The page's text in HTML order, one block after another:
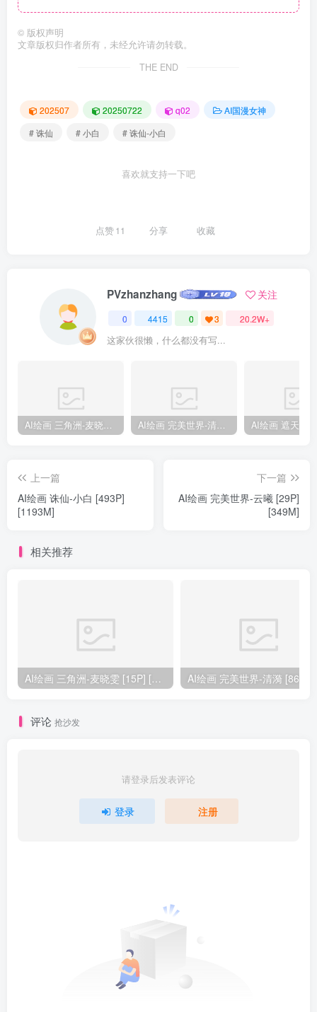
© 版权声明
文章版权归作者所有，未经允许请勿转载。
THE END
202507 20250722 q02
AI国漫女神
# 诛仙
# 小白 # 诛仙-小白
喜欢就支持一下吧
点赞11 分享 收藏
PVzhanzhang 关注
0 4415 0 3 20.2W+
这家伙很懒，什么都没有写...
AI绘画 三角洲-麦晓雯 [15P] [57M] AI绘画 完美世界-清漪 [86P] [1173M]
上一篇
AI绘画 诛仙-小白 [493P]
[1193M]
下一篇
AI绘画 完美世界-云曦 [29P]
[349M]
相关推荐
AI绘画 三角洲-麦晓雯 [15P] [57M]
评论 抢沙发
请登录后发表评论
登录 注册